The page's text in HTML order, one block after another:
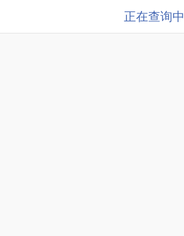
正在查询中